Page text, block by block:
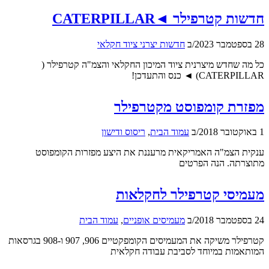
חדשות קטרפילר ◄CATERPILLAR
28 בספטמבר 2023 /ב חדשות יצרני ציוד חקלאי
כל מה שחדש מיצרנית ציוד המיכון החקלאי והצמ"ה קטרפילר (
CATERPILLAR) ◄ כנס והתעדכן!
מפזרת קומפוסט מקטרפילר
1 באוקטובר 2018 /ב עמוד הבית, ריסוס ודישון
ענקית הצמ"ה האמריקאית מרעננת את היצע מפזרות הקומפוסט
מתוצרתה. הנה הפרטים
מעמיסי קטרפילר לחקלאות
24 בספטמבר 2018 /ב מעמיסים אופניים, עמוד הבית
קטרפילר משיקה את המעמיסים הקומפקטיים 906, 907 ו-908 בגרסאות
המותאמות במיוחד לסביבת עבודה חקלאית